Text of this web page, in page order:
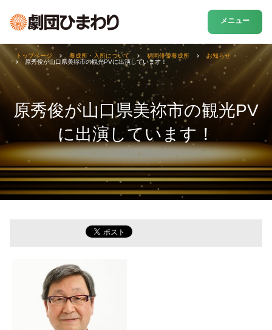
メニュー
原秀俊が山口県美祢市の観光PV
に出演しています！
トップページ 養成所・入所について 福岡俳優養成所
お知らせ
原秀俊が山口県美祢市の観光PVに出演しています！